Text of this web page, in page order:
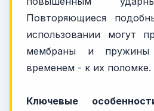
Повторяющиеся
использовании могут
мембраны и
временем - к их поломке.
Ключевые